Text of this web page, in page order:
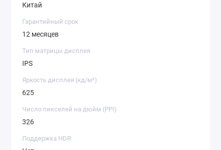
Китай
Гарантийный срок
12 месяцев
Тип матрицы дисплея
IPS
Яркость дисплея (кд/ м²)
625
Число пикселей на дюйм (PPI)
326
Поддержка HDR